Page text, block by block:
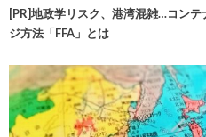
[PR]地政学リスク、港湾混雑…コン
ジ方法「FFA」とは